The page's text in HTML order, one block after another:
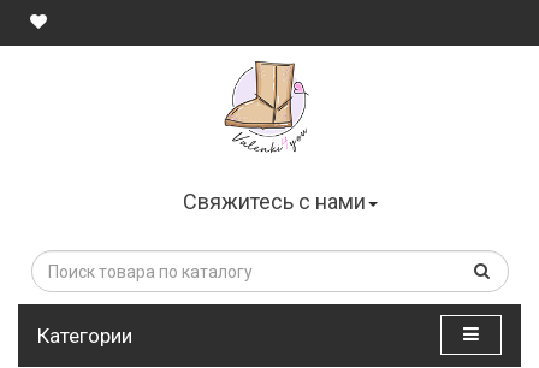
Свяжитесь с нами
Категории